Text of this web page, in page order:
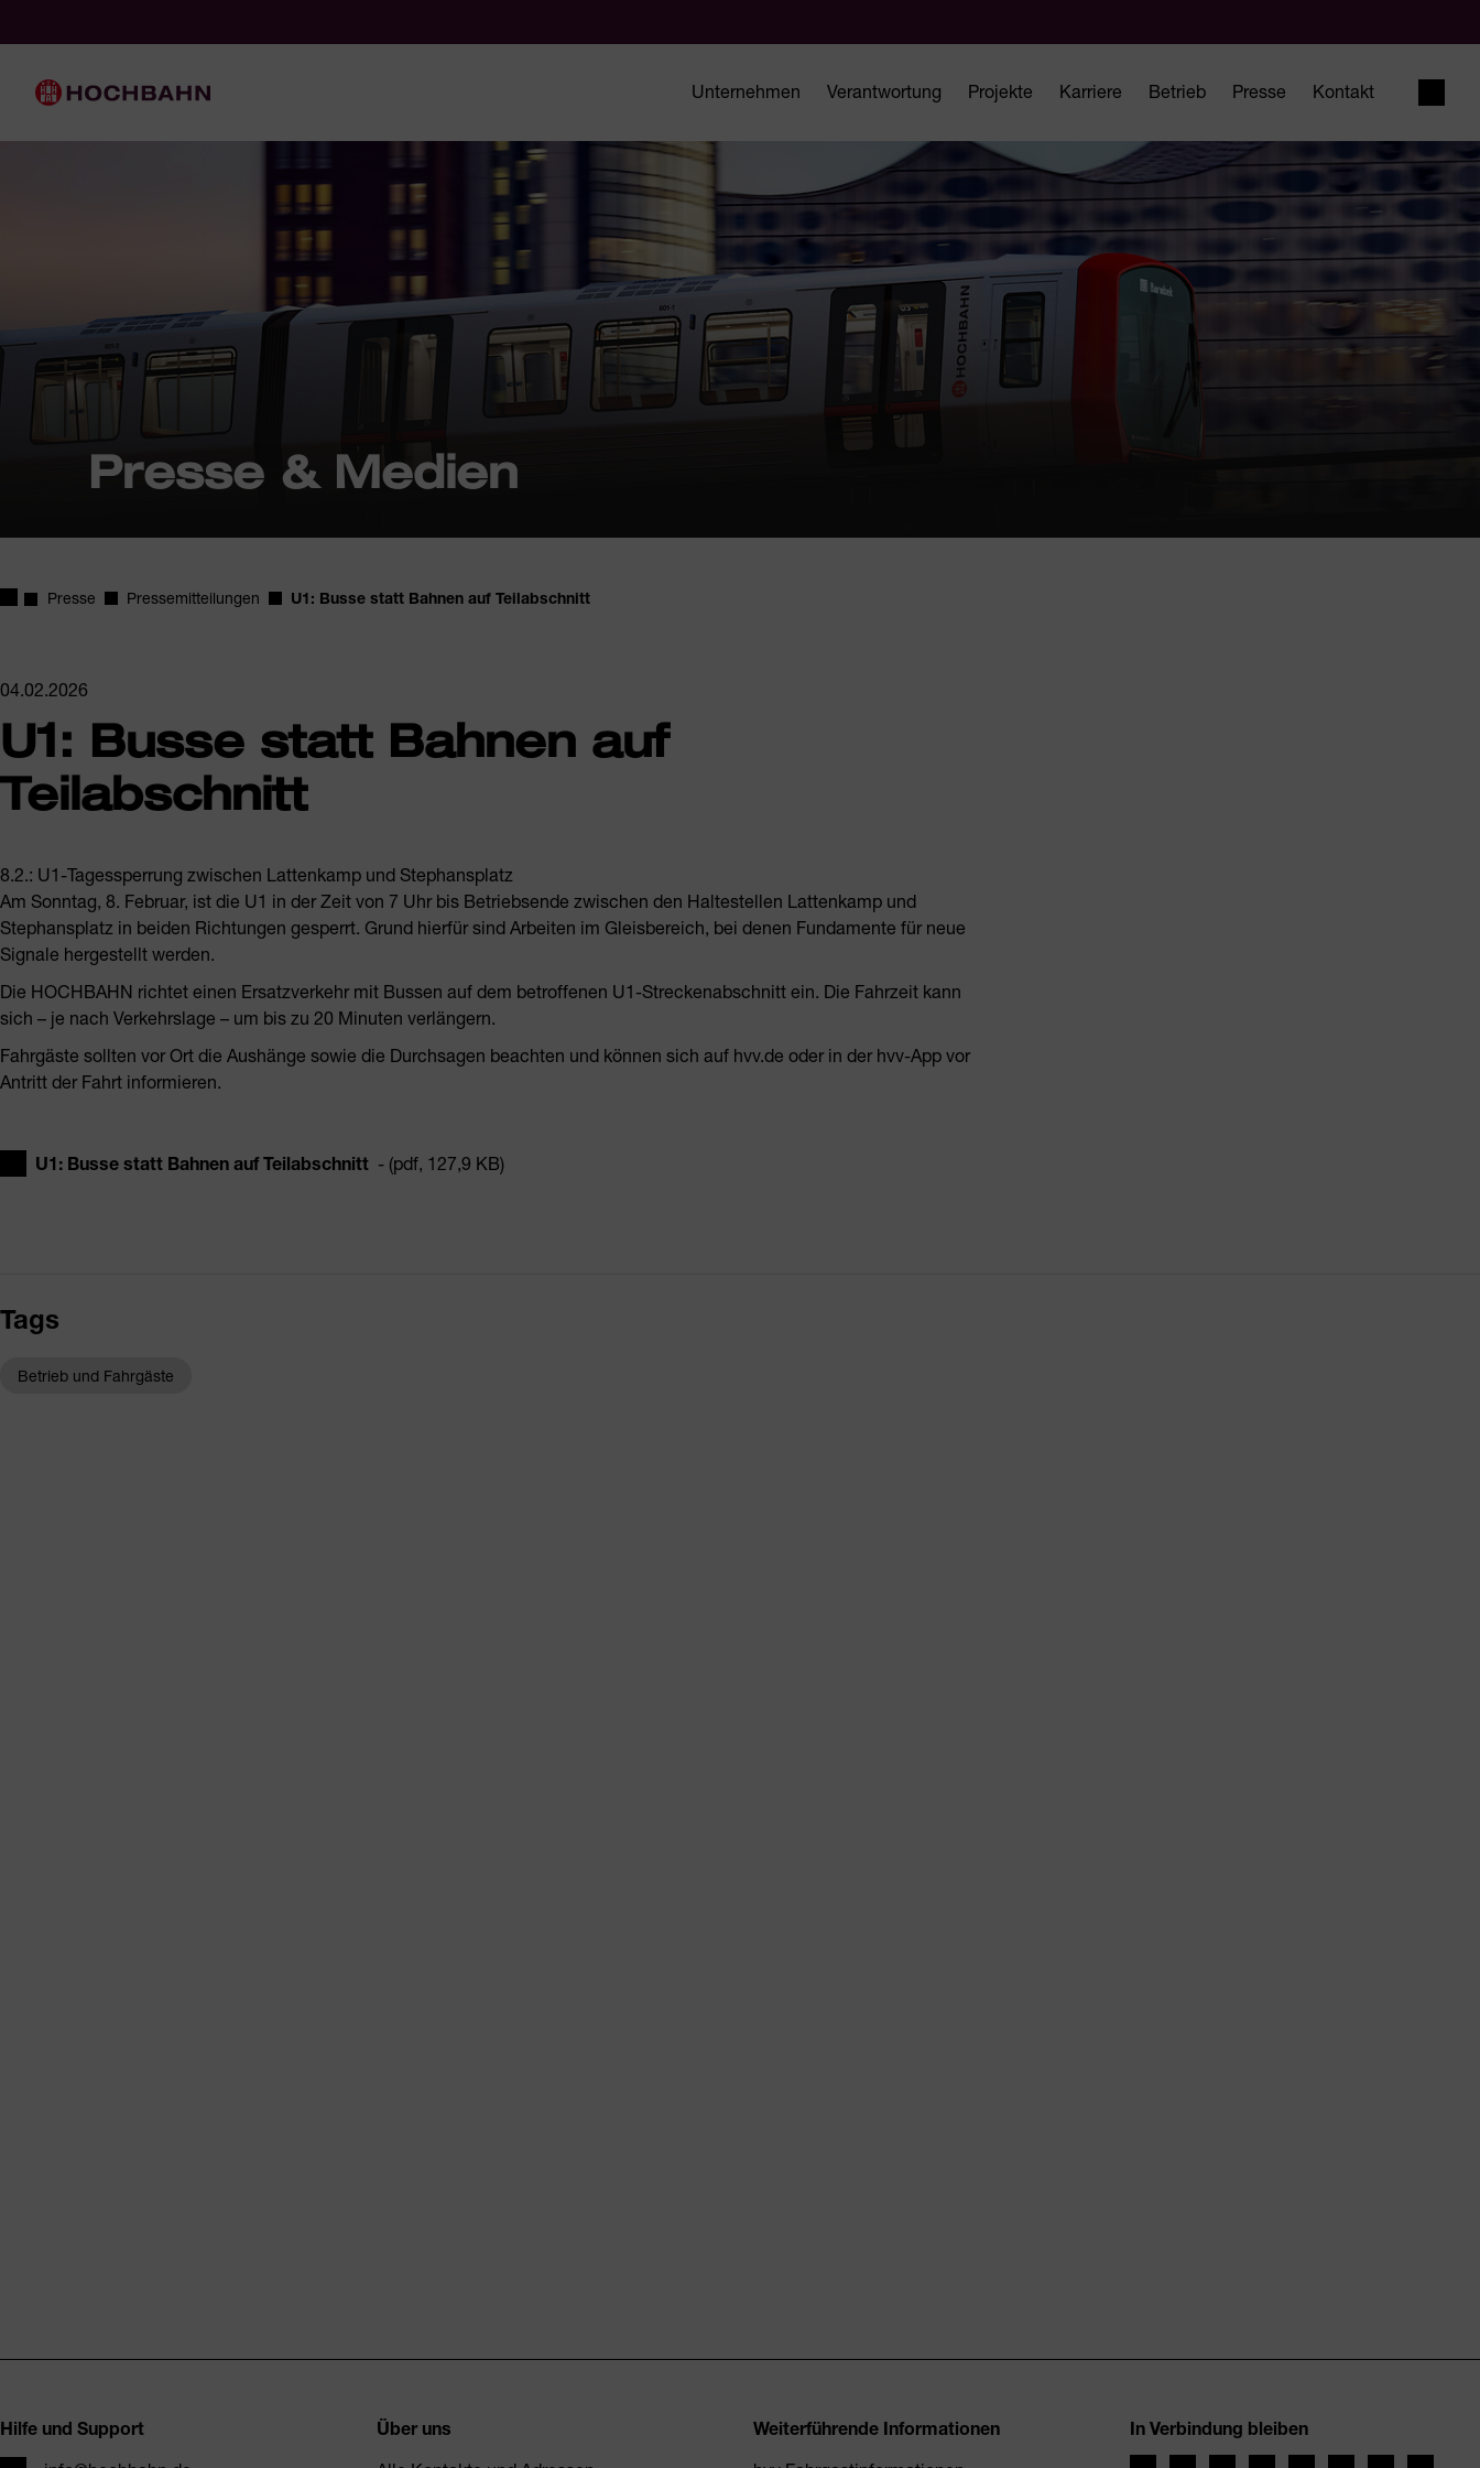
Hauptnavigation
Unternehmen Verantwortung Projekte Karriere Betrieb Presse Kontakt
Presse & Medien
Startseite
Presse Pressemitteilungen U1: Busse statt Bahnen auf Teilabschnitt
04.02.2026
U1: Busse statt Bahnen auf
Teilabschnitt
8.2.: U1-Tagessperrung zwischen Lattenkamp und Stephansplatz
Am Sonntag, 8. Februar, ist die U1 in der Zeit von 7 Uhr bis Betriebsende zwischen den Haltestellen Lattenkamp und
Stephansplatz in beiden Richtungen gesperrt. Grund hierfür sind Arbeiten im Gleisbereich, bei denen Fundamente für neue
Signale hergestellt werden.
Die HOCHBAHN richtet einen Ersatzverkehr mit Bussen auf dem betroffenen U1-Streckenabschnitt ein. Die Fahrzeit kann
sich – je nach Verkehrslage – um bis zu 20 Minuten verlängern.
Fahrgäste sollten vor Ort die Aushänge sowie die Durchsagen beachten und können sich auf hvv.de oder in der hvv-App vor
Antritt der Fahrt informieren.
U1: Busse statt Bahnen auf Teilabschnitt - (pdf, 127,9 KB)
Tags
Betrieb und Fahrgäste
Hilfe und Support
Über uns
Weiterführende Informationen
In Verbindung bleiben